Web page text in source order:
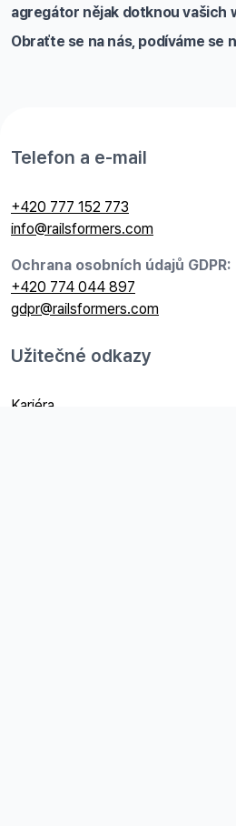
agregátor nějak dotknou vašich
Obraťte se na nás, podíváme se
Telefon a e-mail
+420 777 152 773
info@railsformers.com
Ochrana osobních údajů GDPR:
+420 774 044 897
gdpr@railsformers.com
Užitečné odkazy
Kariéra